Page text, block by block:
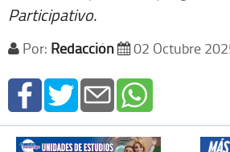
Participativo.
Por: Redacción 02 Octubre